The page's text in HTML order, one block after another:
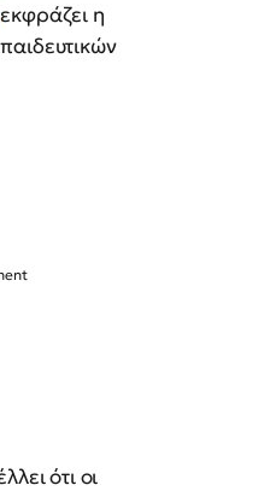
εκφράζει η
ότι οι